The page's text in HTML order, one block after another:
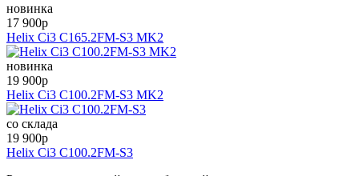
новинка
17 900p
Helix Ci3 C165.2FM-S3 MK2
новинка
19 900p
Helix Ci3 C100.2FM-S3 MK2
со склада
19 900p
Helix Ci3 C100.2FM-S3